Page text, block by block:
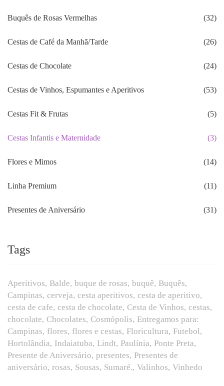
Buquês de Rosas Vermelhas (32)
Cestas de Café da Manhã/Tarde (26)
Cestas de Chocolate (24)
Cestas de Vinhos, Espumantes e Aperitivos (53)
Cestas Fit & Frutas (5)
Cestas Infantis e Maternidade (3)
Flores e Mimos (14)
Linha Premium (11)
Presentes de Aniversário (31)
Tags
Aperitivos Balde buque de rosas buquê Buquês
Campinas cerveja cesta aperitivos cesta de aperitivo
cesta de cafe cesta de chocolate Cesta de Vinhos cestas
chocolate Chocolates Cosmópolis Entregamos para:
Campinas flores flores e cestas Floricultura Futebol
Hortolândia Indaiatuba Lindt Paulínia Ponte Preta
Presente de Aniversário presentes Presentes de
aniversário rosas Sousas Sumaré. Valinhos Vinhedo